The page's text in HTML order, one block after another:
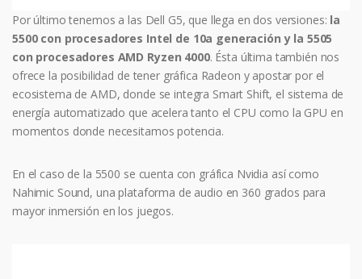
Por último tenemos a las Dell G5, que llega en dos versiones: la
5500 con procesadores Intel de 10a generación y la 5505
con procesadores AMD Ryzen 4000. Ésta última también nos
ofrece la posibilidad de tener gráfica Radeon y apostar por el
ecosistema de AMD, donde se integra Smart Shift, el sistema de
energía automatizado que acelera tanto el CPU como la GPU en
momentos donde necesitamos potencia.
En el caso de la 5500 se cuenta con gráfica Nvidia así como
Nahimic Sound, una plataforma de audio en 360 grados para
mayor inmersión en los juegos.